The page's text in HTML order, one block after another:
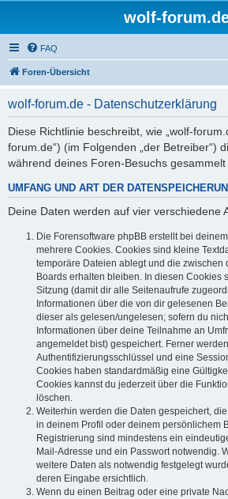
wolf-
FAQ
Foren-Übersicht
wolf-forum.de - Datenschutzerklärung
Diese Richtlinie beschreibt, wie „wolf-
forum.de“) (im Folgenden „der Betreiber“)
während deines Foren-Besuchs gesammelt
UMFANG UND ART DER
Deine Daten werden auf vier verschiedene
Die Forensoftware phpBB erstellt bei
mehrere Cookies. Cookies sind kleine
temporäre Dateien ablegt und die zwischen
Boards erhalten bleiben. In diesen Cookies
Sitzung (damit dir alle Seitenaufrufe
Informationen über die von dir gelesenen
dieser als gelesen/ungelesen; sofern du
Informationen über deine Teilnahme an
angemeldet bist) gespeichert. Ferner
Authentifizierungsschlüssel und eine
Cookies haben standardmäßig eine
Cookies kannst du jederzeit über die
löschen.
Weiterhin werden die Daten gespeichert,
in deinem Profil oder deinem persönlichem
Registrierung sind mindestens ein
Mail-Adresse und ein Passwort notwendig.
weitere Daten als notwendig festgelegt
deren Eingabe ersichtlich.
Wenn du einen Beitrag oder eine private